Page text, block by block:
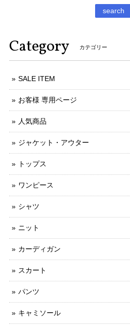
search
Category カテゴリー
SALE ITEM
お客様 専用ページ
人気商品
ジャケット・アウター
トップス
ワンピース
シャツ
ニット
カーディガン
スカート
パンツ
キャミソール